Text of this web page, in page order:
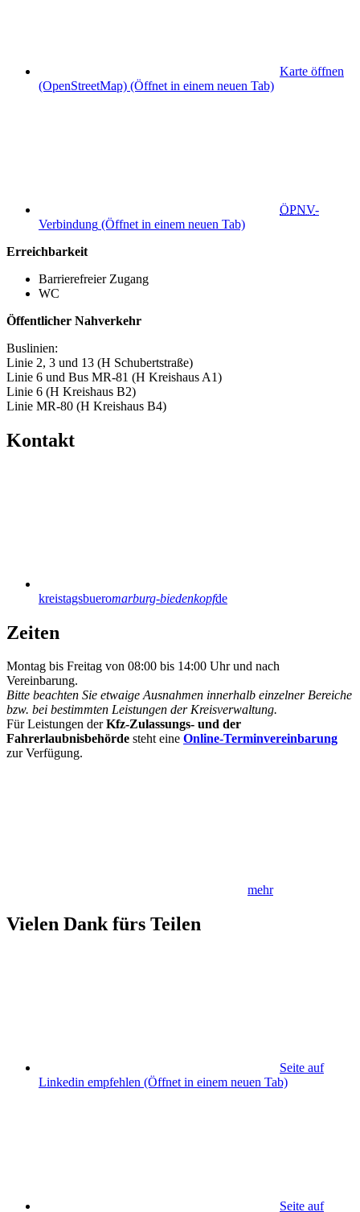
Karte öffnen
(OpenStreetMap) (Öffnet in einem neuen Tab)
ÖPNV-
Verbindung (Öffnet in einem neuen Tab)
Erreichbarkeit
Barrierefreier Zugang
WC
Öffentlicher Nahverkehr
Buslinien:
Linie 2, 3 und 13 (H Schubertstraße)
Linie 6 und Bus MR-81 (H Kreishaus A1)
Linie 6 (H Kreishaus B2)
Linie MR-80 (H Kreishaus B4)
Kontakt
kreistagsbueromarburg-biedenkopfde
Zeiten
Montag bis Freitag von 08:00 bis 14:00 Uhr und nach
Vereinbarung.
Bitte beachten Sie etwaige Ausnahmen innerhalb einzelner Bereiche
bzw. bei bestimmten Leistungen der Kreisverwaltung.
Für Leistungen derKfz-Zulassungs- und der
Fahrerlaubnisbehörde steht eine Online-Terminvereinbarung
zur Verfügung.
mehr
Vielen Dank fürs Teilen
Seite auf
Linkedin empfehlen (Öffnet in einem neuen Tab)
Seite auf